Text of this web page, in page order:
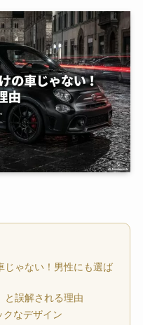
じゃない！男性にも選ば
と誤解される理由
クなデザイン